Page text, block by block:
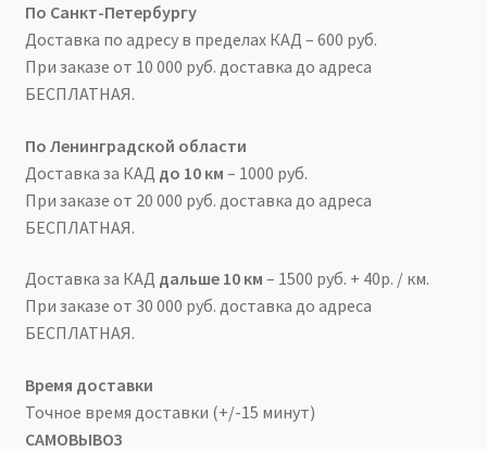
По Санкт-Петербургу
Доставка по адресу в пределах КАД – 600 руб.
При заказе от 10 000 руб. доставка до адреса
БЕСПЛАТНАЯ.
По Ленинградской области
Доставка за КАД до 10 км – 1000 руб.
При заказе от 20 000 руб. доставка до адреса
БЕСПЛАТНАЯ.
Доставка за КАД дальше 10 км – 1500 руб. + 40р. / км.
При заказе от 30 000 руб. доставка до адреса
БЕСПЛАТНАЯ.
Время доставки
Точное время доставки (+/-15 минут)
САМОВЫВОЗ